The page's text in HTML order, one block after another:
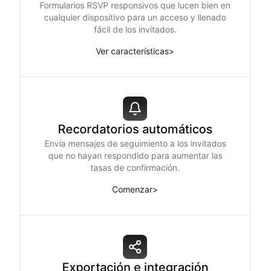
Formularios RSVP responsivos que lucen bien en
cualquier dispositivo para un acceso y llenado
fácil de los invitados.
Ver características>
Recordatorios automáticos
Envía mensajes de seguimiento a los invitados
que no hayan respondido para aumentar las
tasas de confirmación.
Comenzar>
Exportación e integración